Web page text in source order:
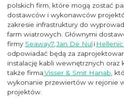
polskich firm, które mogą zostać
dostawców i wykonawców
zakresie infrastruktury do
farm wiatrowych. Głównymi
firmy Seaway7 ,Jan De Nul i
odpowiadać będą za
instalację kabli wewnętrznych oraz
także firmaVisser & Smit Hanab ,
wykonanie przewiertów w rejonie
projektów.